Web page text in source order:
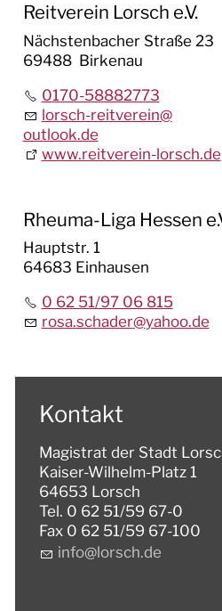
Reitverein Lorsch e.V.
Nächstenbacher Straße 23
69488 Birkenau
0170-58882773
lorsch-reitverein@
outlook.de
www.reitverein-lorsch.de
Rheuma-Liga Hessen
Hauptstr. 1
64683 Einhausen
0 62 51/97 06 815
rosa.schader@yahoo.de
Kontakt
Magistrat der Stadt
Kaiser-Wilhelm-Platz 1
64653 Lorsch
Tel. 0 62 51/59 67-0
Fax 0 62 51/59 67-100
nf
l rsch d